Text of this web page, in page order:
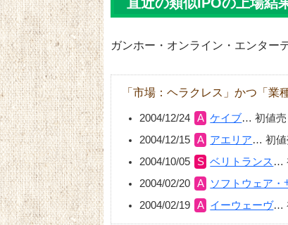
ガンホー・オンライン・エンター
「市場：ヘラクレス」かつ「業
2004/12/24 ケイブ…初値
2004/12/15 アエリア…初
2004/10/05 ベリトランス …
2004/02/20 ソフトウェア・
2004/02/19 イーウェーヴ…